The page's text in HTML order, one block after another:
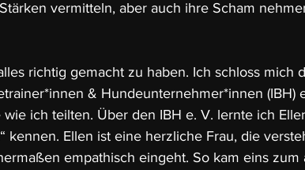
vermitteln, aber auch ihre Scham
richtig gemacht zu haben. Ich schloss mich
& Hundeunternehmer*innen (IBH)
ich teilten. Über den IBH e. V. lernte ich
kennen. Ellen ist eine herzliche Frau, die
empathisch eingeht. So kam eins zum